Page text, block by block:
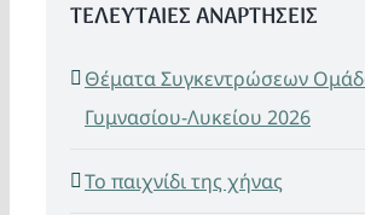
ΤΕΛΕΥΤΑΙΕΣ ΑΝΑΡΤΗΣΕΙΣ
Θέματα Συγκεντρώσεων
Γυμνασίου-Λυκείου 2026
Το παιχνίδι της χήνας